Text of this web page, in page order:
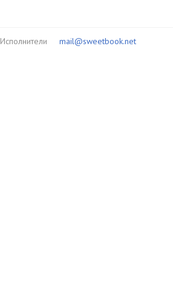
Исполнители mail@sweetbook.net